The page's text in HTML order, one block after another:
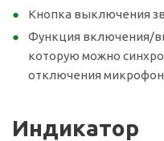
Кнопка выключения
Функция включения/
которую можно
отключения
Индикатор